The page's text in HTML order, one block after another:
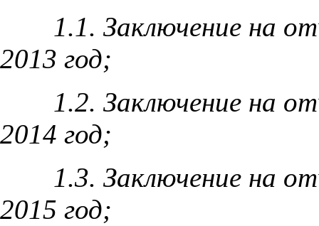
1.1. Заключение на
2013 год;
1.2. Заключение на
2014 год;
1.3. Заключение на
2015 год;